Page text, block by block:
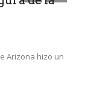
Arizona hizo un